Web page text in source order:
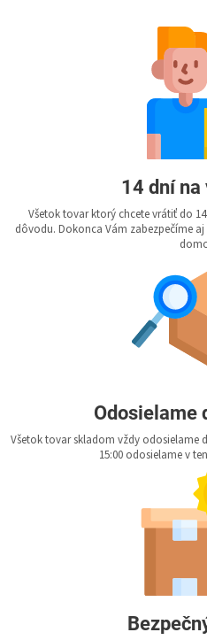
14 dní na
Všetok tovar ktorý chcete vrátiť do
dôvodu. Dokonca Vám zabezpečíme
Odosielame
Všetok tovar skladom vždy odosielame
15:00 odosielame v